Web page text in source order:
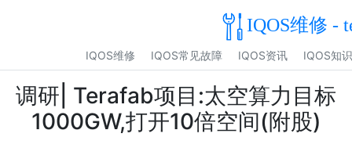
IQOS维修 -
IQOS维修 IQOS常见故障 IQOS资讯 IQOS知
调研| Terafab项目:太空算力目标
1000GW,打开10倍空间(附股)